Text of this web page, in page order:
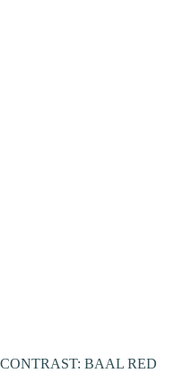
CONTRAST: BAAL RED